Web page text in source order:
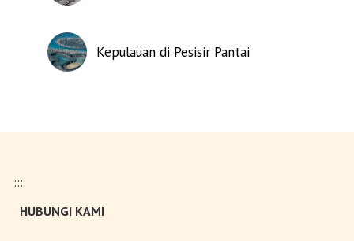
Kepulauan di Pesisir Pantai
:::
HUBUNGI KAMI